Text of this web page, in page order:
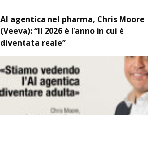
AI agentica nel pharma, Chris Moore
(Veeva): “Il 2026 è l’anno in cui è
diventata reale”